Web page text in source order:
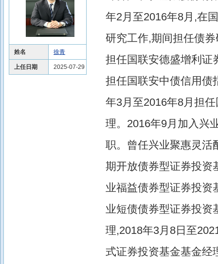
姓名 徐青
上任日期 2025-07-29
年2月至2016年8月,在
研究工作,期间担任债
担任国联安德盛增利证
担任国联安中债信用债
年3月至2016年8月担
理。2016年9月加入兴
职。曾任兴业聚惠灵活
期开放债券型证券投资
业福益债券型证券投资
业短债债券型证券投资
理,2018年3月8日至
式证券投资基金基金经